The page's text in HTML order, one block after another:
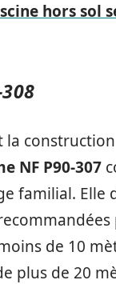
hors sol
NF P90-307
familial.
de 10
plus de 20